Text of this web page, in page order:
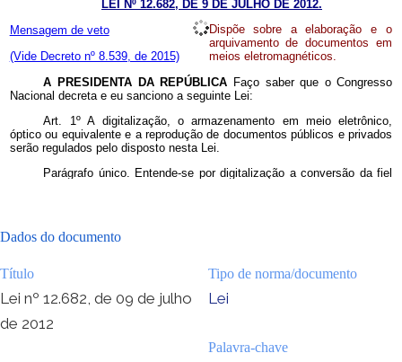
Dados do documento
Título
Lei nº 12.682, de 09 de julho
de 2012
Tipo de norma/documento
Lei
Palavra-chave